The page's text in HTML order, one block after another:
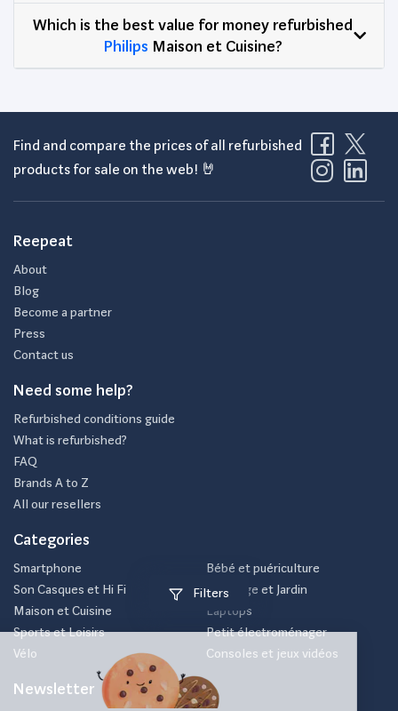
Filters
Which is the best value for money refurbished
Philips Maison et Cuisine?
Find and compare the prices of all refurbished
products for sale on the web! 🤘
Reepeat
About
Blog
Become a partner
Press
Contact us
Need some help?
Refurbished conditions guide
What is refurbished?
FAQ
Brands A to Z
All our resellers
Categories
Smartphone
Son Casques et Hi Fi
Maison et Cuisine
Sports et Loisirs
Vélo
Bébé et puériculture
Bricolage et Jardin
Laptops
Petit électroménager
Consoles et jeux vidéos
Newsletter